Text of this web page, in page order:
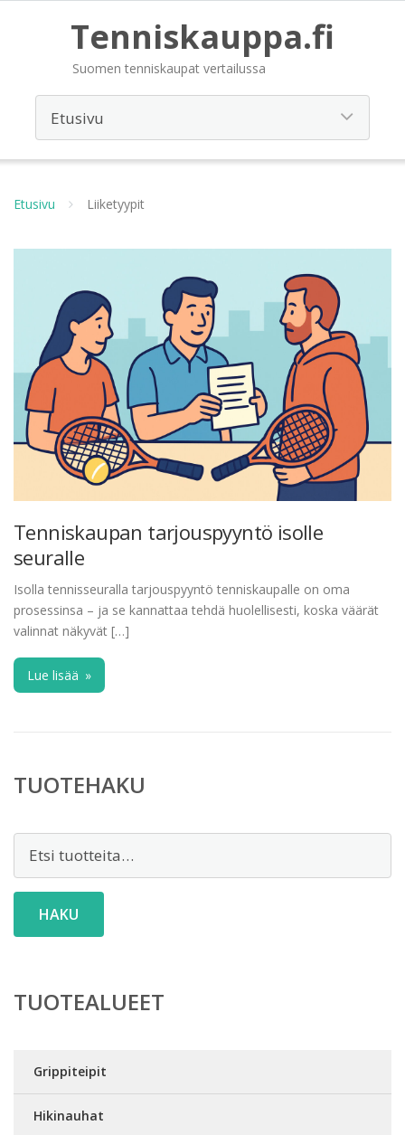
Tenniskauppa.fi
Suomen tenniskaupat vertailussa
Etusivu Liiketyypit
Tenniskaupan tarjouspyyntö isolle
seuralle
Isolla tennisseuralla tarjouspyyntö tenniskaupalle on oma
prosessinsa – ja se kannattaa tehdä huolellisesti, koska väärät
valinnat näkyvät […]
Lue lisää »
TUOTEHAKU
Etsi:
HAKU
TUOTEALUEET
Grippiteipit
Hikinauhat